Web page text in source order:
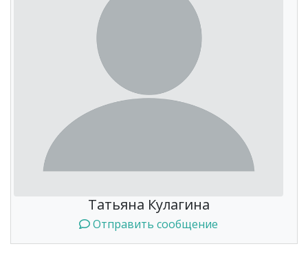
Татьяна Кулагина
Отправить сообщение